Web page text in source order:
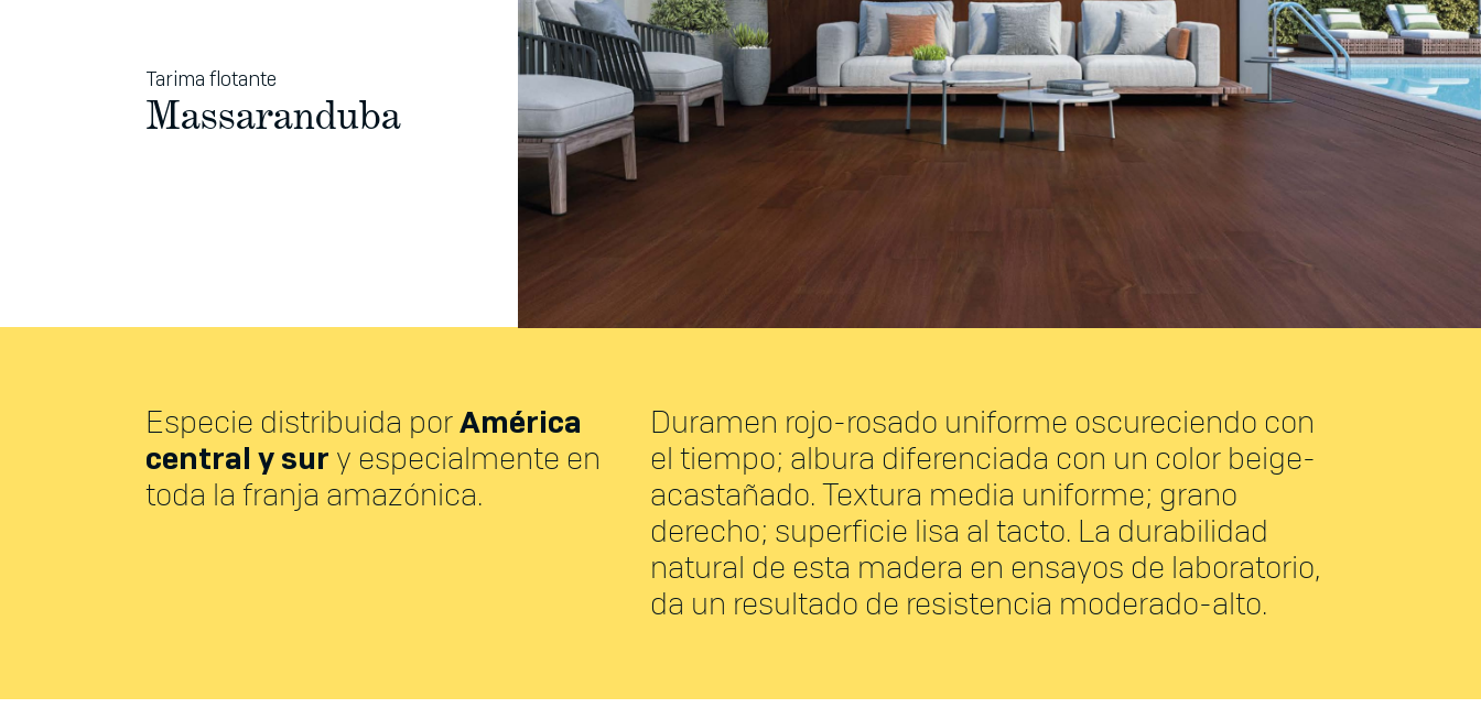
Tarima flotante
Massaranduba
Especie distribuida porAmérica
central y sur y especialmente en
toda la franja amazónica.
Duramen rojo-rosado uniforme oscureciendo con
el tiempo; albura diferenciada con un color beige-
acastañado. Textura media uniforme; grano
derecho; superficie lisa al tacto. La durabilidad
natural de esta madera en ensayos de laboratorio,
da un resultado de resistencia moderado-alto.